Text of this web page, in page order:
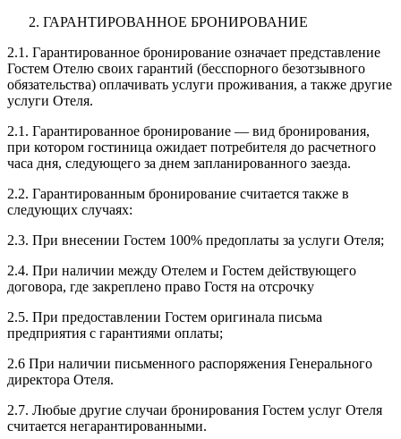
ГАРАНТИРОВАННОЕ БРОНИРОВАНИЕ
2.1. Гарантированное бронирование означает представление
Гостем Отелю своих гарантий (бесспорного безотзывного
обязательства) оплачивать услуги проживания, а также другие
услуги Отеля.
2.1. Гарантированное бронирование — вид бронирования,
при котором гостиница ожидает потребителя до расчетного
часа дня, следующего за днем запланированного заезда.
2.2. Гарантированным бронирование считается также в
следующих случаях:
2.3. При внесении Гостем 100% предоплаты за услуги Отеля;
2.4. При наличии между Отелем и Гостем действующего
договора, где закреплено право Гостя на отсрочку
2.5. При предоставлении Гостем оригинала письма
предприятия с гарантиями оплаты;
2.6 При наличии письменного распоряжения Генерального
директора Отеля.
2.7. Любые другие случаи бронирования Гостем услуг Отеля
считается негарантированными.